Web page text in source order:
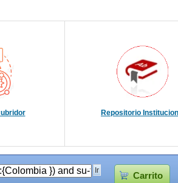
Repositorio
Carrito